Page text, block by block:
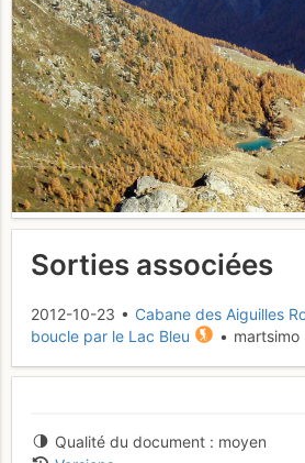
Sorties associées
2012-10-23 • Cabane des Aiguilles
boucle par le Lac Bleu
• martsimo
Qualité du document
moyen